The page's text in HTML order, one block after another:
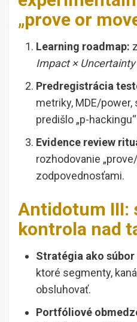
„prove or
Learning roadmap:
Impact ×
Predregistrácia
metriky, MDE/power,
predišlo „p-
Evidence review
rozhodovanie
zodpovednosťami.
Antidotum III:
kontrola nad
Stratégia ako
ktoré segmenty,
obsluhovať.
Portfóliové